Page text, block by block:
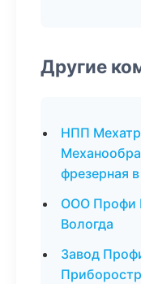
Другие
НПП
фрезерная
ООО Профи
Вологда
Завод